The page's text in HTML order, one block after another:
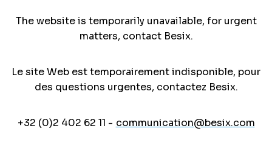
The website is temporarily unavailable, for urgent
matters, contact Besix.
Le site Web est temporairement indisponible, pour
des questions urgentes, contactez Besix.
+32 (0)2 402 62 11 - communication@besix.com